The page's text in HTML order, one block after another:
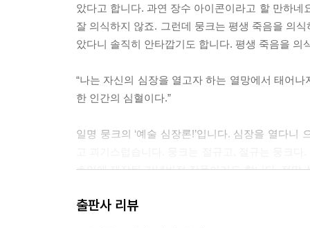
았다고 합니다. 과연 장수 아이콘이라고 할 만하
잘 의식하지 않죠. 그런데 뭉크는 평생 죽음을 의
았다니 솔직히 안타깝기도 합니다. 평생 죽음을
“나는 자신의 심장을 열고자 하는 열망에서 태어
한 인간의 심혈이다.”
일명 뭉크의 ‘예술 심장론!’입니다. 심장을 열다
초입에 제작된 기념비적 작품이기도 합니다. 정말
삶을 함께 해부해보겠습니다. 메스! 석션!
출판사 리뷰